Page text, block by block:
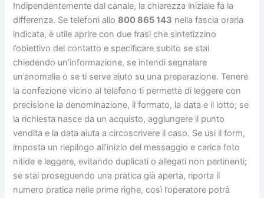
Indipendentemente dal canale, la chiarezza iniziale fa la
differenza. Se telefoni allo800 865 143 nella fascia oraria
indicata, è utile aprire con due frasi che sintetizzino
l’obiettivo del contatto e specificare subito se stai
chiedendo un’informazione, se intendi segnalare
un’anomalia o se ti serve aiuto su una preparazione. Tenere
la confezione vicino al telefono ti permette di leggere con
precisione la denominazione, il formato, la data e il lotto; se
la richiesta nasce da un acquisto, aggiungere il punto
vendita e la data aiuta a circoscrivere il caso. Se usi il form,
imposta un riepilogo all’inizio del messaggio e carica foto
nitide e leggere, evitando duplicati o allegati non pertinenti;
se stai proseguendo una pratica già aperta, riporta il
numero pratica nelle prime righe, così l’operatore potrà